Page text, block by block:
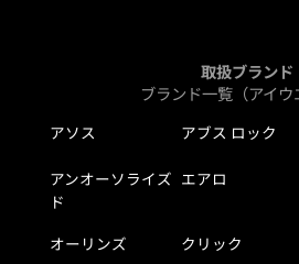
取扱ブランド
ブランド一覧（アイウ
アソス アブス ロック
アンオーソライズ
ド
エアロ
オーリンズ クリック